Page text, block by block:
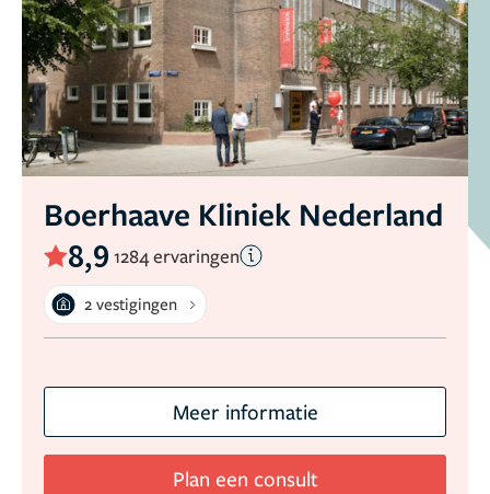
Boerhaave Kliniek Nederland
8,9 1284 ervaringen
2 vestigingen
Meer informatie
Plan een consult